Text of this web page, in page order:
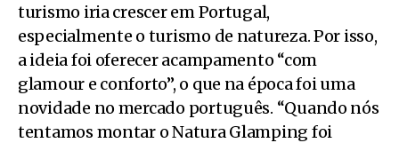
turismo iria crescer em Portugal,
especialmente o turismo de natureza. Por isso,
a ideia foi oferecer acampamento “com
glamour e conforto”, o que na época foi uma
novidade no mercado português. “Quando nós
tentamos montar o Natura Glamping foi